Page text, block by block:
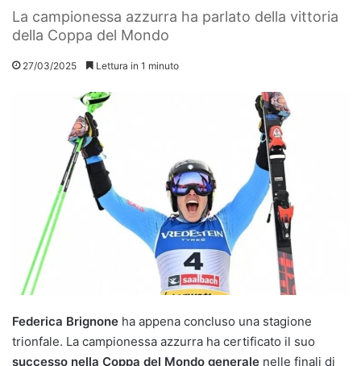
La campionessa azzurra ha parlato della vittoria
della Coppa del Mondo
27/03/2025 Lettura in 1 minuto
Federica Brignone ha appena concluso una stagione
trionfale. La campionessa azzurra ha certificato il suo
successo nella Coppa del Mondo generale nelle finali di